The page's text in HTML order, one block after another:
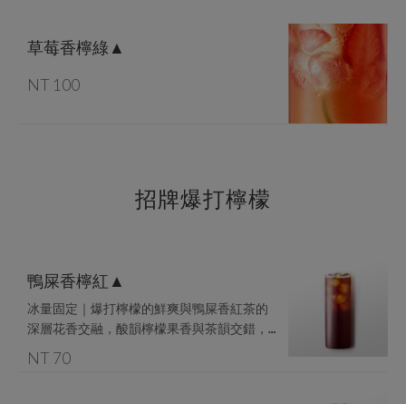
草莓香檸綠▲
NT 100
招牌爆打檸檬
鴨屎香檸紅▲
冰量固定｜爆打檸檬的鮮爽與鴨屎香紅茶的
深層花香交融，酸韻檸檬果香與茶韻交錯，
採用新鮮檸檬片製作，恕無法完全去籽
NT 70